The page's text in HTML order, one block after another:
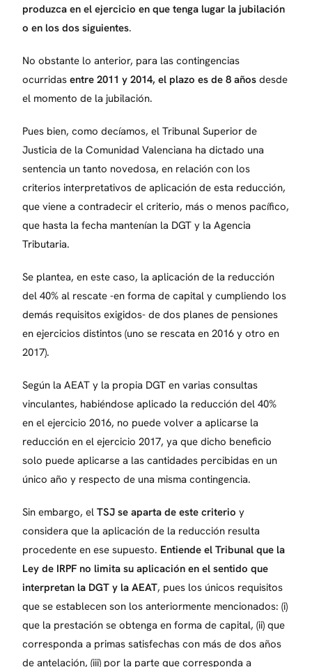
produzca en el ejercicio en que tenga lugar la jubilación
o en los dos siguientes.
No obstante lo anterior, para las contingencias
ocurridasentre 2011 y 2014, el plazo es de 8 años desde
el momento de la jubilación.
Pues bien, como decíamos, el Tribunal Superior de
Justicia de la Comunidad Valenciana ha dictado una
sentencia un tanto novedosa, en relación con los
criterios interpretativos de aplicación de esta reducción,
que viene a contradecir el criterio, más o menos pacífico,
que hasta la fecha mantenían la DGT y la Agencia
Tributaria.
Se plantea, en este caso, la aplicación de la reducción
del 40% al rescate -en forma de capital y cumpliendo los
demás requisitos exigidos- de dos planes de pensiones
en ejercicios distintos (uno se rescata en 2016 y otro en
2017).
Según la AEAT y la propia DGT en varias consultas
vinculantes, habiéndose aplicado la reducción del 40%
en el ejercicio 2016, no puede volver a aplicarse la
reducción en el ejercicio 2017, ya que dicho beneficio
solo puede aplicarse a las cantidades percibidas en un
único año y respecto de una misma contingencia.
Sin embargo, elTSJ se aparta de este criterio y
considera que la aplicación de la reducción resulta
procedente en ese supuesto. Entiende el Tribunal que la
Ley de IRPF no limita su aplicación en el sentido que
interpretan la DGT y la AEAT, pues los únicos requisitos
que se establecen son los anteriormente mencionados: (i)
que la prestación se obtenga en forma de capital, (ii) que
corresponda a primas satisfechas con más de dos años
de antelación, (iii) por la parte que corresponda a